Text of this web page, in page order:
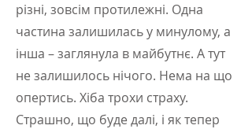
різні, зовсім протилежні. Одна
частина залишилась у минулому, а
інша – заглянула в майбутнє. А тут
не залишилось нічого. Нема на що
опертись. Хіба трохи страху.
Страшно, що буде далі, і як тепер